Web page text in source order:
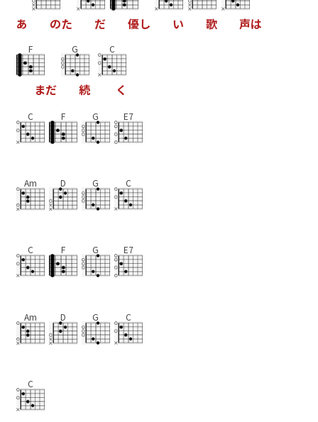
あ のた だ 優し い 歌 声は
F
まだ
G
続
C
く
C F G E7
Am D G C
C F G E7
Am D G C
C